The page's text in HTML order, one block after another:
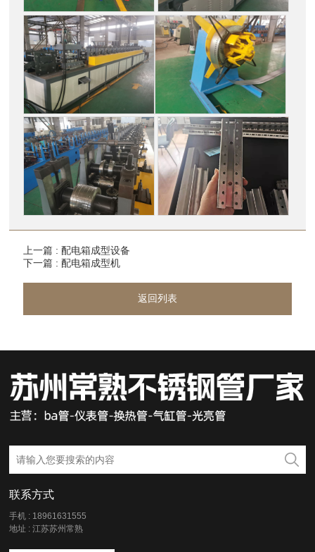
上一篇 : 配电箱成型设备
下一篇 : 配电箱成型机
返回列表
联系方式
手机 : 18961631555
地址 : 江苏苏州常熟